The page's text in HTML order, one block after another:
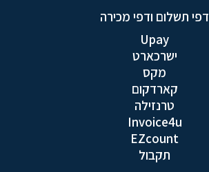
דפי תשלום ודפי מכירה
Upay
ישרכארט
מקס
קארדקום
טרנזילה
Invoice4u
EZcount
תקבול